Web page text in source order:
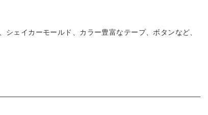
ェイカーモールド、カラー豊富なテープ、ボタンなど、